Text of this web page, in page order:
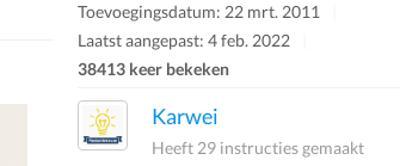
Toevoegingsdatum: 22 mrt. 2011
Laatst aangepast: 4 feb. 2022
38413 keer bekeken
Karwei
Heeft 29 instructies gemaakt